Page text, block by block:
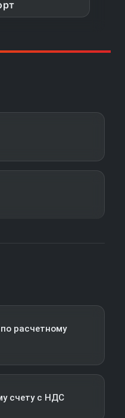
расчетному
счету с НДС